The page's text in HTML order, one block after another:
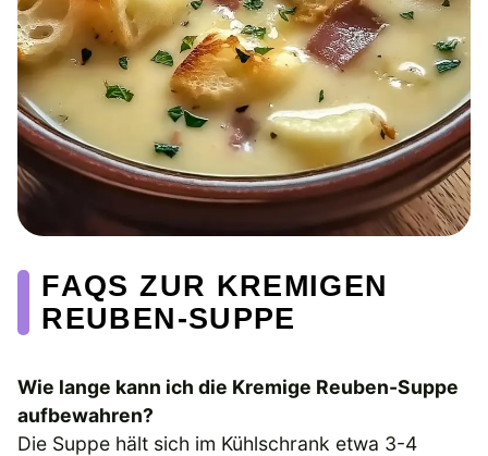
FAQS ZUR KREMIGEN
REUBEN-SUPPE
Wie lange kann ich die Kremige Reuben-Suppe
aufbewahren?
Die Suppe hält sich im Kühlschrank etwa 3-4